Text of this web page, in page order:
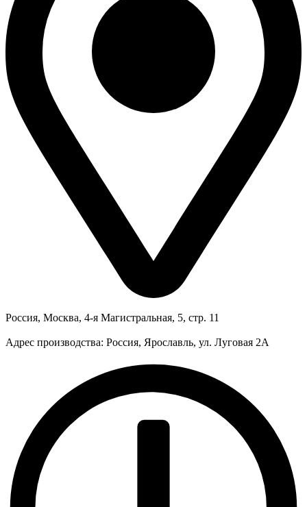
Россия, Москва, 4-я Магистральная, 5, стр. 11
Адрес производства: Россия, Ярославль, ул. Луговая 2А